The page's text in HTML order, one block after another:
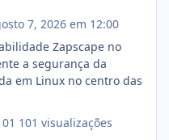
7, 2026 em 12:00
Zapscape no
a segurança da
em Linux no centro das
101 visualizações